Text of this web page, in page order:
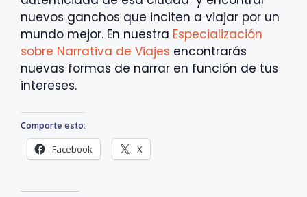
nuevos ganchos que inciten a viajar por un
mundo mejor. En nuestra Especialización
sobre Narrativa de Viajes encontrarás
nuevas formas de narrar en función de tus
intereses.
Comparte esto:
Facebook X